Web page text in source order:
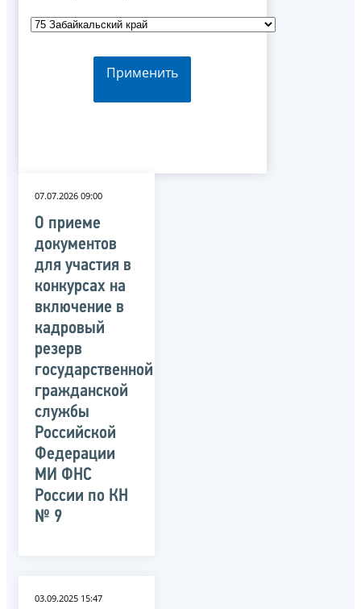
Применить
07.07.2026 09:00
О приеме
документов
для участия в
конкурсах на
включение в
кадровый
резерв
государственной
гражданской
службы
Российской
Федерации
МИ ФНС
России по КН
№ 9
03.09.2025 15:47